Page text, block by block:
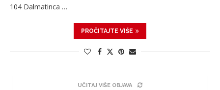
104 Dalmatinca …
PROČITAJTE VIŠE
UČITAJ VIŠE OBJAVA